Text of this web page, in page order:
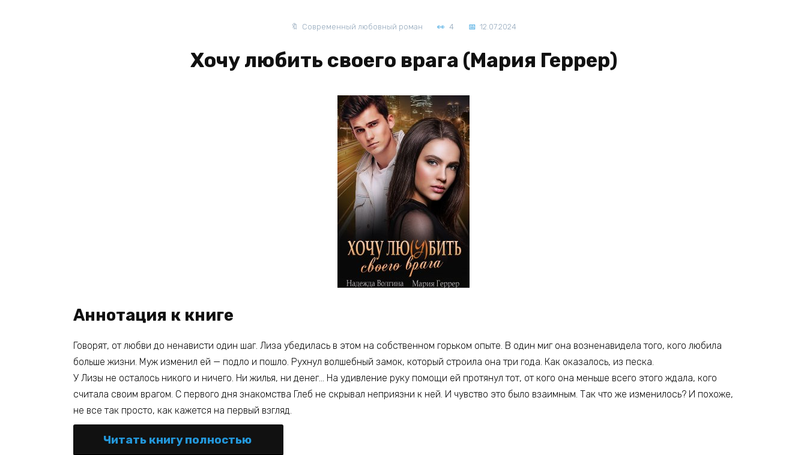
Современный любовный роман 4 12.07.2024
Хочу любить своего врага (Мария Геррер)
Аннотация к книге
Говорят, от любви до ненависти один шаг. Лиза убедилась в этом на собственном горьком опыте. В один миг она возненавидела того, кого любила
больше жизни. Муж изменил ей — подло и пошло. Рухнул волшебный замок, который строила она три года. Как оказалось, из песка.
У Лизы не осталось никого и ничего. Ни жилья, ни денег… На удивление руку помощи ей протянул тот, от кого она меньше всего этого ждала, кого
считала своим врагом. С первого дня знакомства Глеб не скрывал неприязни к ней. И чувство это было взаимным. Так что же изменилось? И похоже,
не все так просто, как кажется на первый взгляд.
Читать книгу полностью